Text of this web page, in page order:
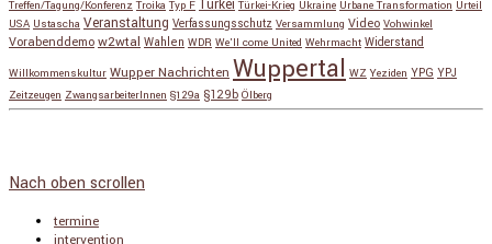
Treffen/Tagung/Konferenz Troika Typ F Türkei Türkei-Krieg Ukraine Urbane Transformation Urteil
USA Ustascha Veranstaltung Verfassungsschutz Versammlung Video Vohwinkel
Vorabenddemo w2wtal Wahlen WDR We'll come United Wehrmacht Widerstand
Willkommenskultur Wupper Nachrichten Wuppertal WZ Yeziden YPG YPJ
Zeitzeugen ZwangsarbeiterInnen §129a §129b Ölberg
Nach oben scrollen
termine